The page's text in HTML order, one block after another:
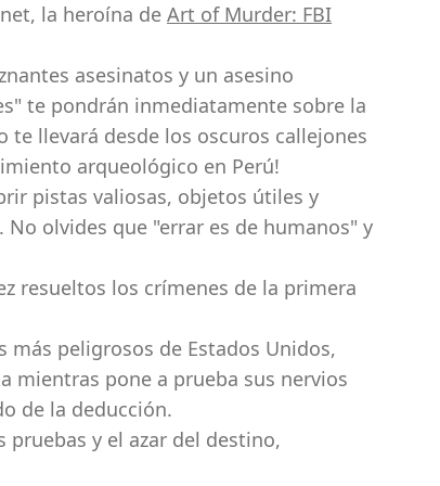
la heroína de Art of Murder: FBI
asesinatos y un asesino
te pondrán inmediatamente sobre la
llevará desde los oscuros callejones
arqueológico en Perú!
pistas valiosas, objetos útiles y
olvides que "errar es de humanos" y
resueltos los crímenes de la primera
más peligrosos de Estados Unidos,
mientras pone a prueba sus nervios
de la deducción.
pruebas y el azar del destino,